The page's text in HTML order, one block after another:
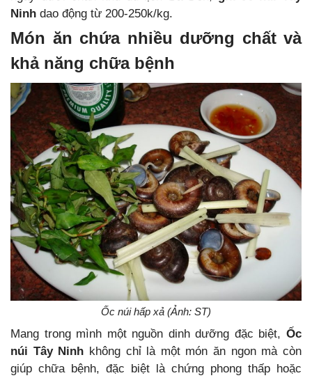
Ninh dao động từ 200-250k/kg.
Món ăn chứa nhiều dưỡng chất và
khả năng chữa bệnh
Ốc núi hấp xả (Ảnh: ST)
Mang trong mình một nguồn dinh dưỡng đặc biệt, Ốc
núi Tây Ninh không chỉ là một món ăn ngon mà còn
giúp chữa bệnh, đặc biệt là chứng phong thấp hoặc